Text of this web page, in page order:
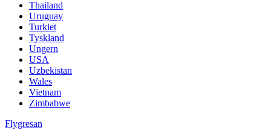
Thailand
Uruguay
Turkiet
Tyskland
Ungern
USA
Uzbekistan
Wales
Vietnam
Zimbabwe
Flygresan